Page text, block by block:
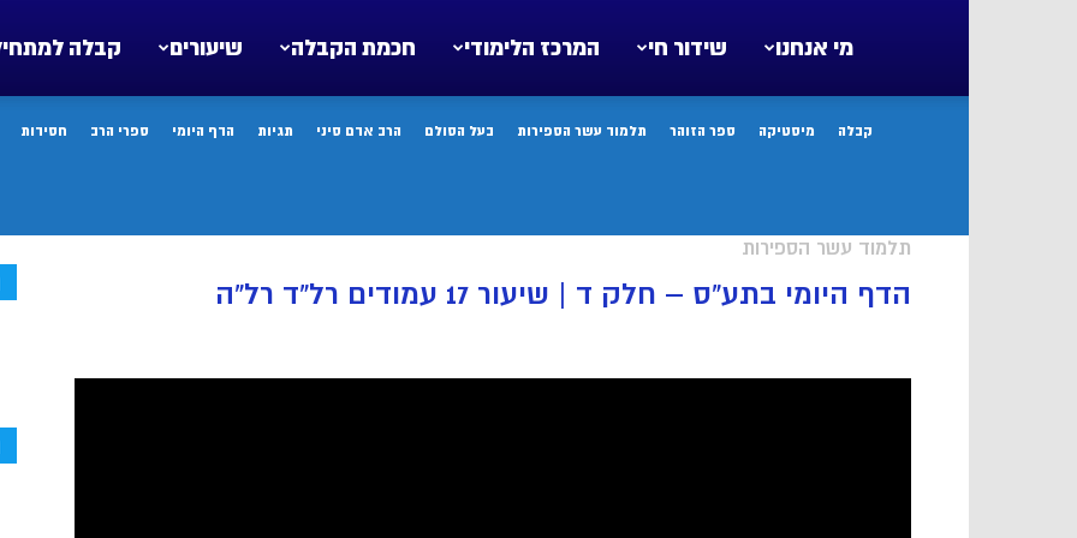
קבלה שיעורים חכמת הקבלה המרכז הלימודי שידור חי מי אנחנו
קבלה מיסטיקה ספר הזוהר תלמוד עשר הספירות בעל הסולם הרב אדם סיני תגיות הדף היומי ספרי הרב חסידות
תלמוד עשר הספירות
הדף היומי בתע”ס – חלק ד | שיעור 17 עמודים רל”ד רל”ה